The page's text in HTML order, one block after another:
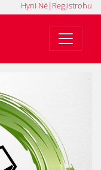
Regjistrohu
|
Hyni Në